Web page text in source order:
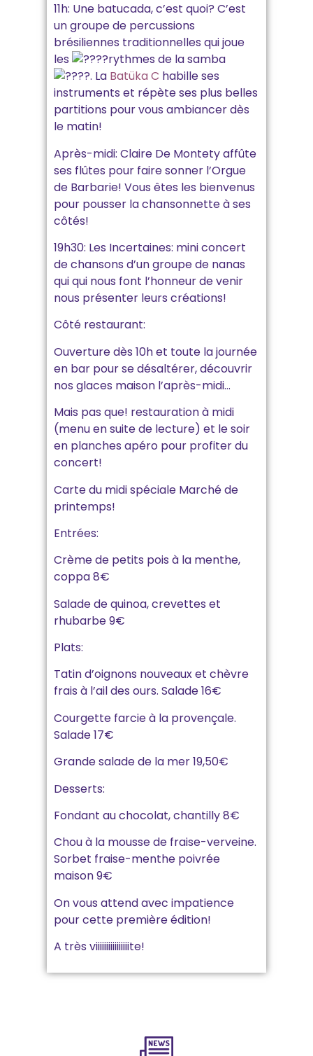
11h: Une batucada, c’est quoi? C’est
un groupe de percussions
brésiliennes traditionnelles qui joue
les
rythmes de la samba
. La Batüka C habille ses
instruments et répète ses plus belles
partitions pour vous ambiancer dès
le matin!
Après-midi: Claire De Montety affûte
ses flûtes pour faire sonner l’Orgue
de Barbarie! Vous êtes les bienvenus
pour pousser la chansonnette à ses
côtés!
19h30: Les Incertaines: mini concert
de chansons d’un groupe de nanas
qui qui nous font l’honneur de venir
nous présenter leurs créations!
Côté restaurant:
Ouverture dès 10h et toute la journée
en bar pour se désaltérer, découvrir
nos glaces maison l’après-midi…
Mais pas que! restauration à midi
(menu en suite de lecture) et le soir
en planches apéro pour profiter du
concert!
Carte du midi spéciale Marché de
printemps!
Entrées:
Crème de petits pois à la menthe,
coppa 8€
Salade de quinoa, crevettes et
rhubarbe 9€
Plats:
Tatin d’oignons nouveaux et chèvre
frais à l’ail des ours. Salade 16€
Courgette farcie à la provençale.
Salade 17€
Grande salade de la mer 19,50€
Desserts:
Fondant au chocolat, chantilly 8€
Chou à la mousse de fraise-verveine.
Sorbet fraise-menthe poivrée
maison 9€
On vous attend avec impatience
pour cette première édition!
A très viiiiiiiiiiiiiiiite!